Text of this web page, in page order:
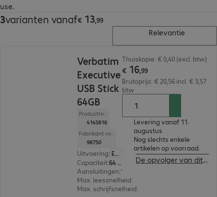
use.
3varianten vanaf€ 13,99
€ 13,99
Relevantie
Verbatim
Executive
USB Stick
64GB
Productnr.:
4145816
Fabrikant-nr.:
98750
Uitvoering: Europa
Capaciteit:
64 GB
Aansluitingen:
Max. leessnelheid:
Max. schrijfsnelheid:
Thuiskopie: € 0,40 (excl. btw)
€ 16,99
Brutoprijs: € 20,56 incl. € 3,57
btw
Levering vanaf 11.
augustus
Nog slechts enkele
artikelen op voorraad.
De opvolger van dit product bekijken